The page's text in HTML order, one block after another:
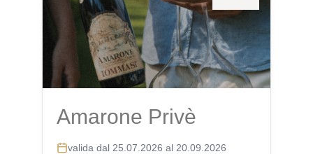
Amarone Privè
valida dal 25.07.2026 al 20.09.2026